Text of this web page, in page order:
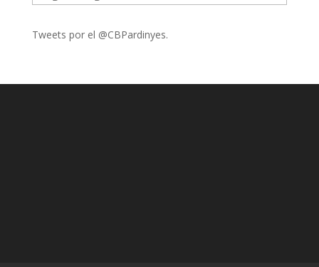
Tweets por el @CBPardinyes.